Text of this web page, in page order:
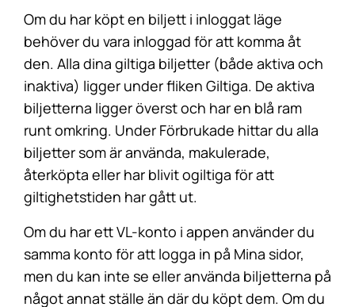
Om du har köpt en biljett i inloggat läge
behöver du vara inloggad för att komma åt
den. Alla dina giltiga biljetter (både aktiva och
inaktiva) ligger under fliken Giltiga. De aktiva
biljetterna ligger överst och har en blå ram
runt omkring. Under Förbrukade hittar du alla
biljetter som är använda, makulerade,
återköpta eller har blivit ogiltiga för att
giltighetstiden har gått ut.
Om du har ett VL-konto i appen använder du
samma konto för att logga in på Mina sidor,
men du kan inte se eller använda biljetterna på
något annat ställe än där du köpt dem. Om du